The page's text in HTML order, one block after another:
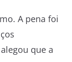
A pena foi
que a